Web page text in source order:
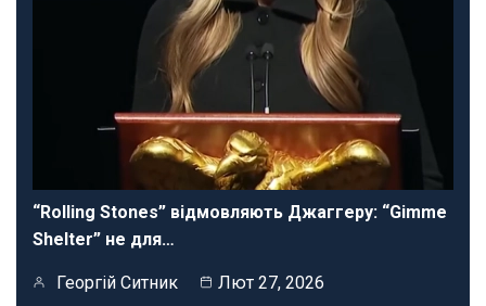
“Rolling Stones” відмовляють Джаггеру: “Gimme
Shelter” не для…
Георгій Ситник Лют 27, 2026